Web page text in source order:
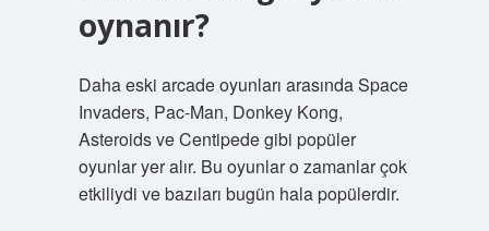
oynanır?
Daha eski arcade oyunları arasında Space
Invaders, Pac-Man, Donkey Kong,
Asteroids ve Centipede gibi popüler
oyunlar yer alır. Bu oyunlar o zamanlar çok
etkiliydi ve bazıları bugün hala popülerdir.